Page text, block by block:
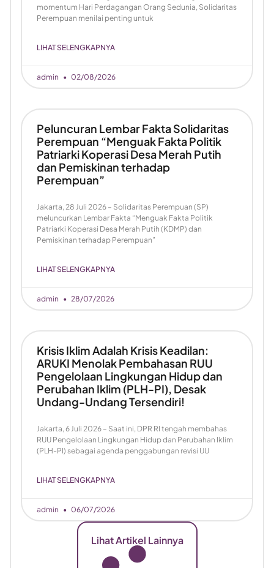
momentum Hari Perdagangan Orang Sedunia, Solidaritas
Perempuan menilai penting untuk
LIHAT SELENGKAPNYA
admin 02/08/2026
Peluncuran Lembar Fakta Solidaritas
Perempuan “Menguak Fakta Politik
Patriarki Koperasi Desa Merah Putih
dan Pemiskinan terhadap
Perempuan”
Jakarta, 28 Juli 2026 – Solidaritas Perempuan (SP)
meluncurkan Lembar Fakta “Menguak Fakta Politik
Patriarki Koperasi Desa Merah Putih (KDMP) dan
Pemiskinan terhadap Perempuan”
LIHAT SELENGKAPNYA
admin 28/07/2026
Krisis Iklim Adalah Krisis Keadilan:
ARUKI Menolak Pembahasan RUU
Pengelolaan Lingkungan Hidup dan
Perubahan Iklim (PLH-PI), Desak
Undang-Undang Tersendiri!
Jakarta, 6 Juli 2026 – Saat ini, DPR RI tengah membahas
RUU Pengelolaan Lingkungan Hidup dan Perubahan Iklim
(PLH-PI) sebagai agenda penggabungan revisi UU
LIHAT SELENGKAPNYA
admin 06/07/2026
Lihat Artikel Lainnya